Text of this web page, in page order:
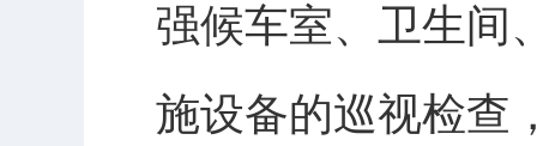
强候车室、卫生间
施设备的巡视检查